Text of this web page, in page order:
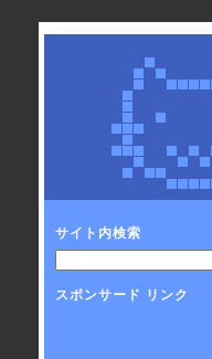
サイト内検索
スポンサード リンク